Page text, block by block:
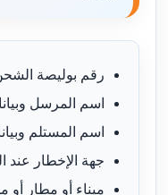
رقم بوليصة
اسم المرسل
اسم المستلم
جهة الإخطار عند
ميناء أو مطار أو